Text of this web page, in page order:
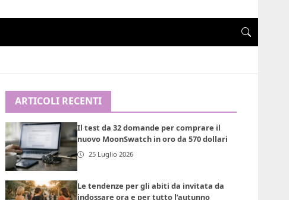
ARTICOLI RECENTI
Il test da 32 domande per comprare il
nuovo MoonSwatch in oro da 570 dollari
25 Luglio 2026
Le tendenze per gli abiti da invitata da
indossare ora e per tutto l’autunno